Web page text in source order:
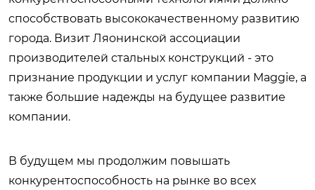
способствовать высококачественному развитию
города. Визит Ляонинской ассоциации
производителей стальных конструкций - это
признание продукции и услуг компании Maggie, а
также большие надежды на будущее развитие
компании.
В будущем мы продолжим повышать
конкурентоспособность на рынке во всех